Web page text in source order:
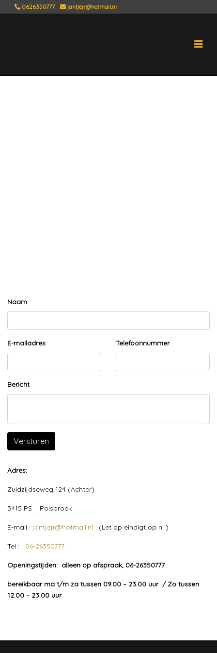
0626350777 jantjejr@hotmail.nl
Naam
E-mailadres Telefoonnummer
Bericht
Versturen
Adres:
Zuidzijdseweg 124 (Achter)
3415 PS Polsbroek
E-mail : jantjejr@hotmail.nl (Let op eindigt op nl )
Tel : 06-26350777
Openingstijden: alleen op afspraak, 06-26350777
bereikbaar ma t/m za tussen 09.00 – 23.00 uur / Zo tussen
12.00 – 23.00 uur